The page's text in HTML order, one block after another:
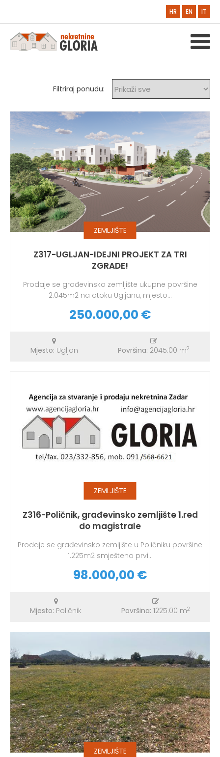
HR EN IT
Filtriraj ponudu:
ZEMLJIŠTE
Z317-UGLJAN-IDEJNI PROJEKT ZA TRI
ZGRADE!
Prodaje se građevinsko zemljište ukupne površine
2.045m2 na otoku Ugljanu, mjesto...
250.000,00 €
Mjesto: Ugljan Površina: 2045.00 m2
ZEMLJIŠTE
Z316-Poličnik, građevinsko zemljište 1.red
do magistrale
Prodaje se građevinsko zemljište u Poličniku površine
1.225m2 smješteno prvi...
98.000,00 €
Mjesto: Poličnik Površina: 1225.00 m2
ZEMLJIŠTE